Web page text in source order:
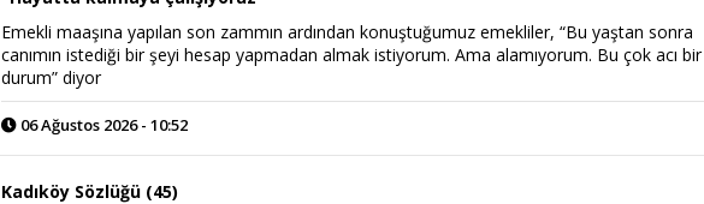
Emekli maaşına yapılan son zammın ardından konuştuğumuz emekliler, “Bu yaştan sonra
canımın istediği bir şeyi hesap yapmadan almak istiyorum. Ama alamıyorum. Bu çok acı bir
durum” diyor
06 Ağustos 2026 - 10:52
Kadıköy Sözlüğü (45)